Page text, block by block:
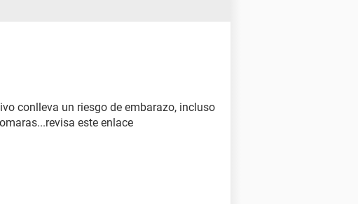
conlleva un riesgo de embarazo, incluso
este enlace